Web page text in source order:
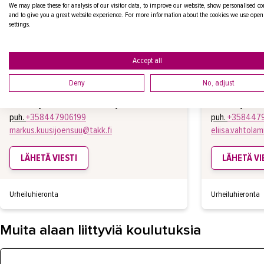
KUUSIJOENSUU MARKUS
puh. +358447906199
markus.kuusijoensuu@takk.fi
LÄHETÄ VIESTI
Urheiluhieronta
puh.
LÄHETÄ
Urheiluhieronta
Muita alaan liittyviä koulutuksia
We may place these for analysis of our visitor data, to improve our website, show personalised
and to give you a great website experience. For more information about the cookies we use
settings.
Accept all
Deny No, adjust